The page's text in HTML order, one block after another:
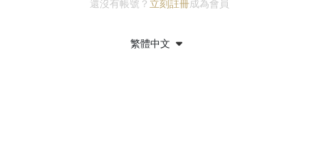
還沒有帳號？ 立刻註冊成為會員
繁體中文